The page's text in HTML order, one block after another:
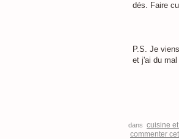
dés. Faire
P.S. Je
et j'ai du
dans cuisine
commenter